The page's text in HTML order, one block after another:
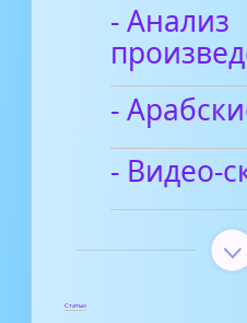
- Анализ
-
- Видео-
Статьи